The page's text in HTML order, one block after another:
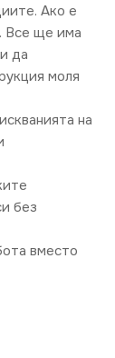
Ако е
Все ще има
да
моля
на
без
вместо